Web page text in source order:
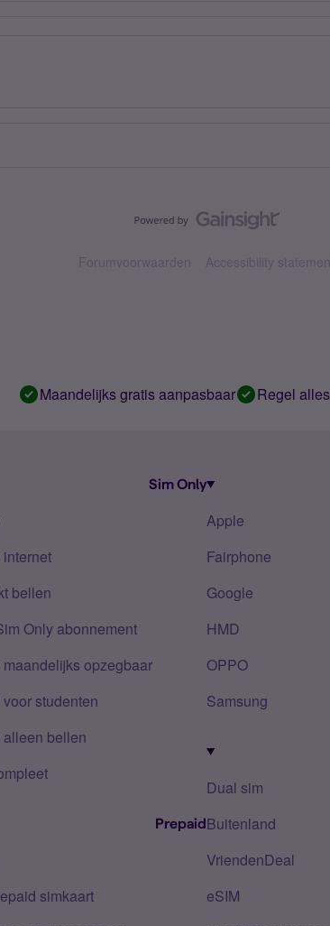
Forumvoorwaarden Accessibility
Maandelijks gratis aanpasbaar Regel
Sim Only
bellen
Only abonnement
opzegbaar
studenten
bellen
Prepaid
simkaart
Apple
Fairphone
Google
HMD
OPPO
Samsung
Dual sim
Buitenland
VriendenDeal
eSIM